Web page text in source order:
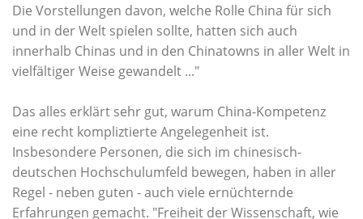
Die Vorstellungen davon, welche Rolle China für sich
und in der Welt spielen sollte, hatten sich auch
innerhalb Chinas und in den Chinatowns in aller Welt in
vielfältiger Weise gewandelt ..."
Das alles erklärt sehr gut, warum China-Kompetenz
eine recht kompliztierte Angelegenheit ist.
Insbesondere Personen, die sich im chinesisch-
deutschen Hochschulumfeld bewegen, haben in aller
Regel - neben guten - auch viele ernüchternde
Erfahrungen gemacht. "Freiheit der Wissenschaft, wie